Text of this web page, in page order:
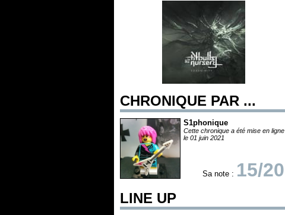
CHRONIQUE PAR ...
S1phonique
Cette chronique a été mise en ligne
le 01 juin 2021
Sa note : 15/20
LINE UP